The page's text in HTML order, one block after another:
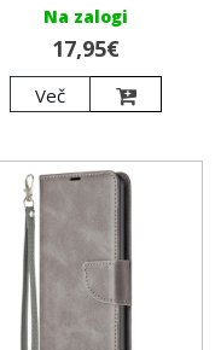
Na zalogi
17,95€
Več